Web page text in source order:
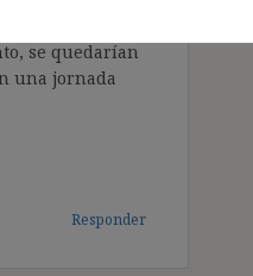
numerosos
se quedarían
una jornada
Responder